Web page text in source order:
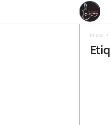
Inicio